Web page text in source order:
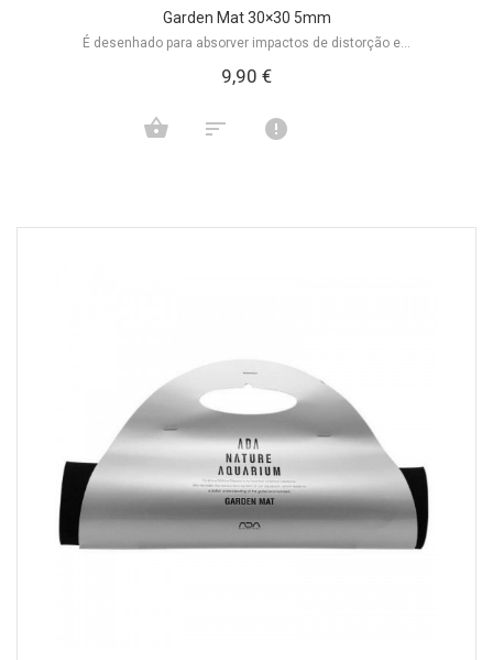
Garden Mat 30×30 5mm
É desenhado para absorver impactos de distorção e...
9,90 €